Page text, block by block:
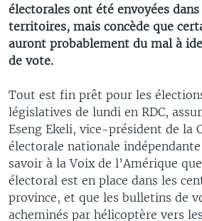
électorales ont été envoyées
territoires, mais concède que
auront probablement du mal à
de vote.
Tout est fin prêt pour les
législatives de lundi en RDC,
Eseng Ekeli, vice-président de la
électorale nationale
savoir à la Voix de l’Amérique
électoral est en place dans les
province, et que les bulletins de
acheminés par hélicoptère vers